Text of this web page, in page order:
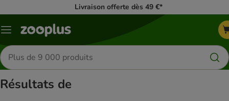
Livraison offerte dès 49 €*
Menu
Rechercher
des
produits
Résultats de